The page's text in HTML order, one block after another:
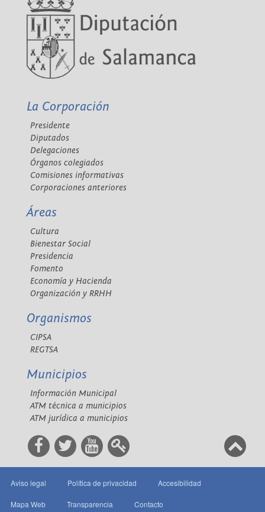
La Corporación
Presidente
Diputados
Delegaciones
Órganos colegiados
Comisiones informativas
Corporaciones anteriores
Áreas
Cultura
Bienestar Social
Presidencia
Fomento
Economía y Hacienda
Organización y RRHH
Organismos
CIPSA
REGTSA
Municipios
Información Municipal
ATM técnica a municipios
ATM jurídica a municipios
Aviso legal Política de privacidad Accesibilidad
Mapa Web Transparencia Contacto